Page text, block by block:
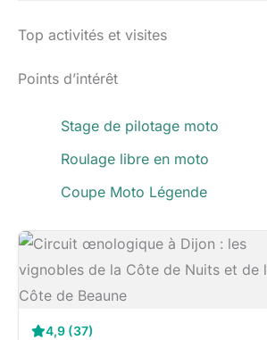
Top activités et visites
Points d’intérêt
Stage de pilotage moto
Roulage libre en moto
Coupe Moto Légende
4,9 (37)